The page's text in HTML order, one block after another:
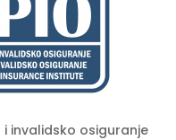
invalidsko osiguranje